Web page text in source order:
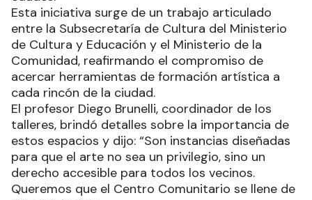
Esta iniciativa surge de un trabajo articulado
entre la Subsecretaría de Cultura del Ministerio
de Cultura y Educación y el Ministerio de la
Comunidad, reafirmando el compromiso de
acercar herramientas de formación artística a
cada rincón de la ciudad.
El profesor Diego Brunelli, coordinador de los
talleres, brindó detalles sobre la importancia de
estos espacios y dijo: “Son instancias diseñadas
para que el arte no sea un privilegio, sino un
derecho accesible para todos los vecinos.
Queremos que el Centro Comunitario se llene de